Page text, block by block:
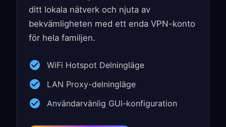
ditt lokala nätverk och njuta av
bekvämligheten med ett enda VPN-konto
för hela familjen.
WiFi Hotspot Delningläge
LAN Proxy-delningläge
Användarvänlig GUI-konfiguration